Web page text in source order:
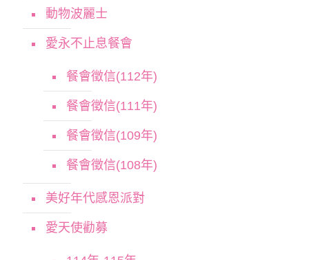
動物波麗士
愛永不止息餐會
餐會徵信(112年)
餐會徵信(111年)
餐會徵信(109年)
餐會徵信(108年)
美好年代感恩派對
愛天使勸募